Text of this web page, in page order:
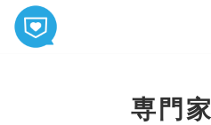
専門